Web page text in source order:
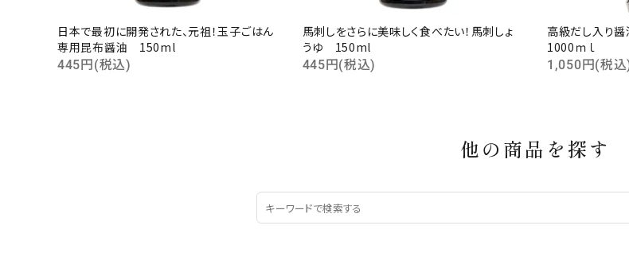
日本で最初に開発された、元祖！玉子ごはん
専用昆布醤油 150ml
445円(税込)
馬刺しをさらに美味しく食べたい！馬刺しょ
うゆ 150ml
445円(税込)
高級だし入り
1000ｍｌ
1,050円(税込
他の商品を探す